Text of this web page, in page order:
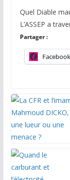
Quel Diable
L’ASSEP a
Partager :
Facebook